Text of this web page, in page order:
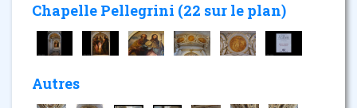
Chapelle Pellegrini (22 sur le plan)
Autres